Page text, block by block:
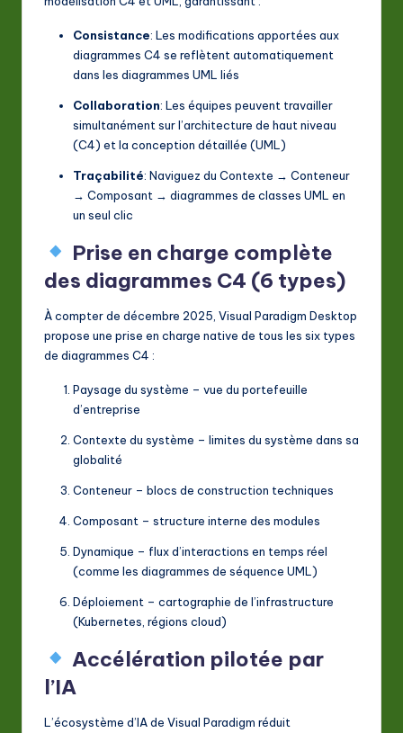
Consistance: Les modifications apportées aux
diagrammes C4 se reflètent automatiquement
dans les diagrammes UML liés
Collaboration: Les équipes peuvent travailler
simultanément sur l’architecture de haut niveau
(C4) et la conception détaillée (UML)
Traçabilité: Naviguez du Contexte → Conteneur
→ Composant → diagrammes de classes UML en
un seul clic
Prise en charge complète
des diagrammes C4 (6 types)
À compter de décembre 2025, Visual Paradigm Desktop
propose une prise en charge native de tous les six types
de diagrammes C4 :
Paysage du système – vue du portefeuille
d’entreprise
Contexte du système – limites du système dans sa
globalité
Conteneur – blocs de construction techniques
Composant – structure interne des modules
Dynamique – flux d’interactions en temps réel
(comme les diagrammes de séquence UML)
Déploiement – cartographie de l’infrastructure
(Kubernetes, régions cloud)
Accélération pilotée par
l’IA
L’écosystème d’IA de Visual Paradigm réduit